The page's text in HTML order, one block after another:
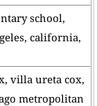
school,
california,
villa ureta cox,
metropolitan